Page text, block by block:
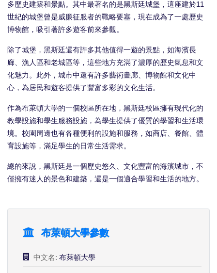
多歷史建築和景點。其中最著名的是黑斯廷城堡，這座建於11
世紀的城堡曾是威廉征服者的戰略要塞，現在成為了一處歷史
博物館，吸引著許多遊客前來參觀。
除了城堡，黑斯廷還有許多其他值得一遊的景點，如海濱長
廊、漁人區和老城區等，這些地方充滿了濃厚的歷史氣息和文
化魅力。此外，城市中還有許多藝術畫廊、博物館和文化中
心，為居民和遊客提供了豐富多彩的文化生活。
作為布萊頓大學的一個校區所在地，黑斯廷校區擁有現代化的
教學設施和學生服務設施，為學生提供了優質的學習和生活環
境。校園周邊也有各種便利的設施和服務，如商店、餐館、體
育設施等，滿足學生的日常生活需求。
總的來說，黑斯廷是一個歷史悠久、文化豐富的海濱城市，不
僅擁有迷人的景色和建築，還是一個適合學習和生活的地方。
布萊頓大學參數
中文名: 布萊頓大學